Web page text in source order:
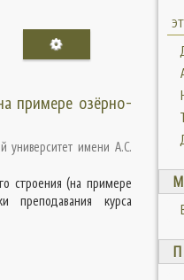
примере озёрно-
университет имени А.С.
строения (на примере
преподавания курса